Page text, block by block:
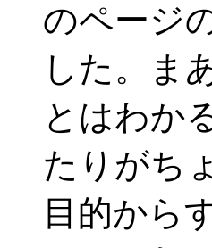
のページ
した。ま
とはわか
たりがち
目的から